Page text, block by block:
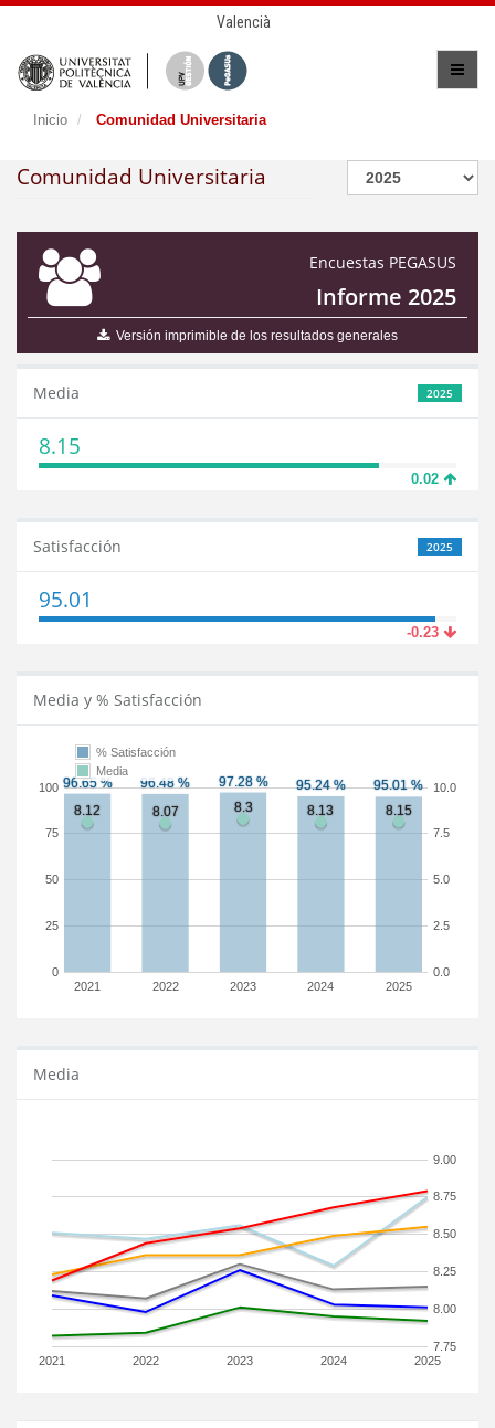
Valencià
Inicio Comunidad Universitaria
Comunidad Universitaria
Encuestas PEGASUS
Informe 2025
Versión imprimible de los resultados generales
2025
Media
8.15
0.02
2025
Satisfacción
95.01
-0.23
Media y % Satisfacción
2021 2022 2023 2024 2025
0
25
50
75
100
0.0
2.5
5.0
7.5
10.0
% Satisfacción
Media
Media
2021 2022 2023 2024 2025
7.75
8.00
8.25
8.50
8.75
9.00